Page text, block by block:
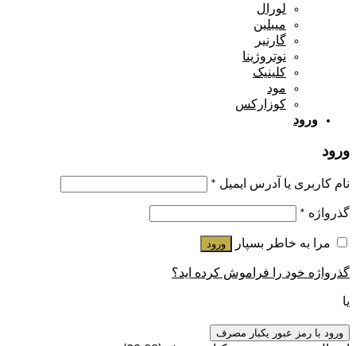
لورال
میبلین
گارنیر
نوتروژینا
کلینیک
مود
کوزارکس
ورود
ورود
نام کاربری یا آدرس ایمیل *
گذرواژه *
مرا به خاطر بسپار ورود
گذرواژه خود را فراموش کرده اید؟
یا
ورود با رمز عبور یکبار مصرف